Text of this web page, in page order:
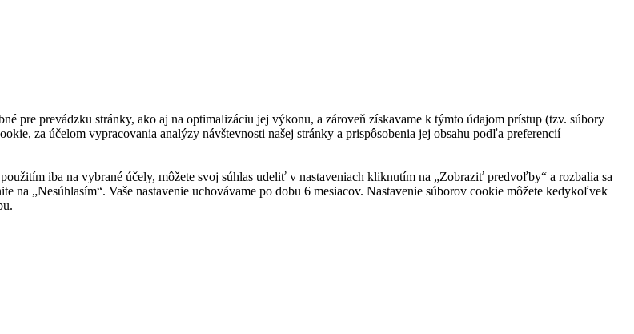
pre prevádzku stránky, ako aj na optimalizáciu jej výkonu, a zároveň získavame k týmto údajom prístup (tzv. súbory
za účelom vypracovania analýzy návštevnosti našej stránky a prispôsobenia jej obsahu podľa preferencií
iba na vybrané účely, môžete svoj súhlas udeliť v nastaveniach kliknutím na „Zobraziť predvoľby“ a rozbalia sa
„Nesúhlasím“. Vaše nastavenie uchovávame po dobu 6 mesiacov. Nastavenie súborov cookie môžete kedykoľvek